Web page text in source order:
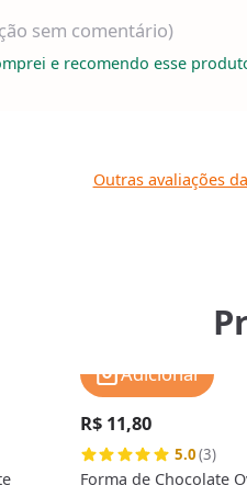
sem comentário)
e recomendo esse
Outras avaliações
R$ 11,80
5.0(3)
Forma de Chocolate
Adicionar